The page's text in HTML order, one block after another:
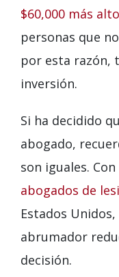
$60,000 más alto
personas que
por esta razón,
inversión.
Si ha decidido
abogado,
son iguales.
abogados de
Estados
abrumador
decisión.